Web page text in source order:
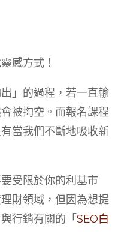
感方式！
」的過程，若一直輸
被掏空。而報名課程
當我們不斷地吸收新
受限於你的利基市
財領域，但因為想提
行銷有關的「 SEO白